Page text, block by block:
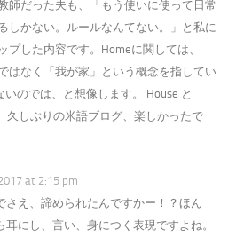
師だった夫も、「もう使いに使って日常
しかない。ルールなんてない。」と私に
プした内容です。Homeに関しては、
はなく「我が家」という概念を指してい
いのでは、と想像します。 House と
久しぶりの米語ブログ、楽しかったで
at 2:15 pm
さえ、諦められたんですかー！？ほん
耳にし、言い、身につく表現ですよね。